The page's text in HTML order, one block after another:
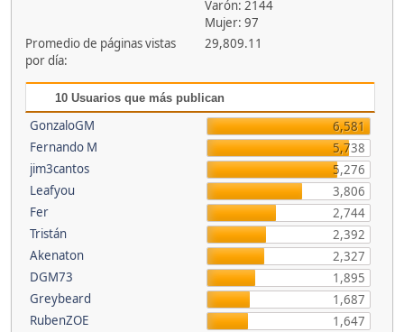
Varón: 2144
Mujer: 97
Promedio de páginas vistas
por día:
29,809.11
10 Usuarios que más publican
GonzaloGM
6,581
Fernando M
5,738
jim3cantos
5,276
Leafyou
3,806
Fer
2,744
Tristán
2,392
Akenaton
2,327
DGM73
1,895
Greybeard
1,687
RubenZOE
1,647